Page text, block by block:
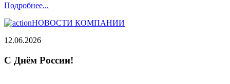
Подробнее...
НОВОСТИ КОМПАНИИ
12.06.2026
С Днём России!